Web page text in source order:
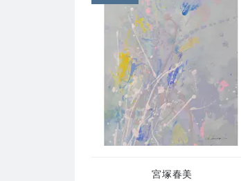
波打ち際に差す光に、あらゆる有
その世界を可視化するため、色と
Verdes Art Center(アメリカ)にて
宮塚春美